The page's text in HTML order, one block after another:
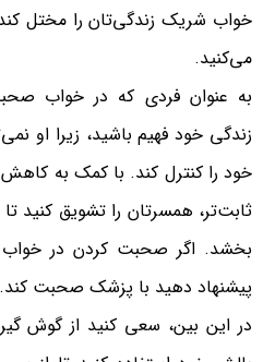
خواب شریک زندگی‌تان را مختل
می‌کنید.
به عنوان فردی که در خواب
زندگی خود فهیم باشید، زیرا او
خود را کنترل کند. با کمک به
ثابت‌تر، همسرتان را تشویق کنید
بخشد. اگر صحبت کردن در خواب
پیشنهاد دهید با پزشک صحبت کند.
در این بین، سعی کنید از گوش